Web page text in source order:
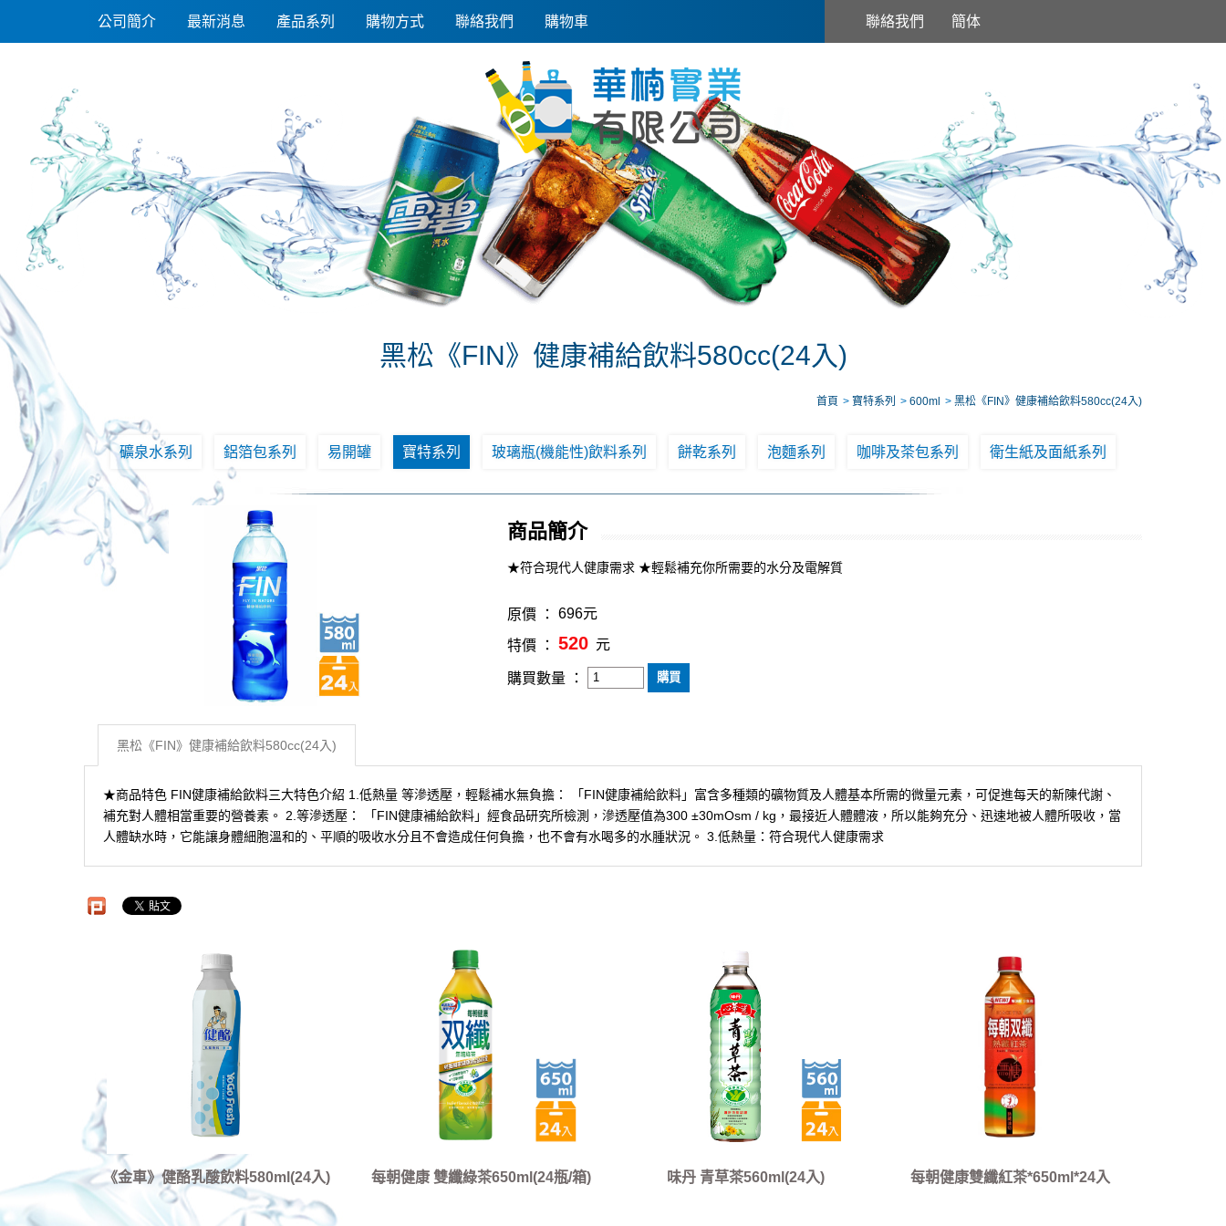
公司簡介 最新消息 產品系列 購物方式 聯絡我們 購物車 聯絡我們 簡体
黑松《FIN》健康補給飲料580cc(24入)
首頁 寶特系列 600ml 黑松《FIN》健康補給飲料580cc(24入)
礦泉水系列 鋁箔包系列 易開罐 寶特系列 玻璃瓶(機能性)飲料系列 餅乾系列 泡麵系列 咖啡及茶包系列 衛生紙及面紙系列
商品簡介
★符合現代人健康需求 ★輕鬆補充你所需要的水分及電解質
原價 ： 696元
特價 ： 520 元
購買數量 ：
黑松《FIN》健康補給飲料580cc(24入)
★商品特色 FIN健康補給飲料三大特色介紹 1.低熱量 等滲透壓，輕鬆補水無負擔： 「FIN健康補給飲料」富含多種類的礦物質及人體基本所需的微量元素，可促進每天的新陳代謝、
補充對人體相當重要的營養素。 2.等滲透壓： 「FIN健康補給飲料」經食品研究所檢測，滲透壓值為300 ±30mOsm / kg，最接近人體體液，所以能夠充分、迅速地被人體所吸收，當
人體缺水時，它能讓身體細胞溫和的、平順的吸收水分且不會造成任何負擔，也不會有水喝多的水腫狀況。 3.低熱量：符合現代人健康需求
《金車》健酪乳酸飲料580ml(24入) 每朝健康 雙纖綠茶650ml(24瓶/箱) 味丹 青草茶560ml(24入) 每朝健康雙纖紅茶*650ml*24入